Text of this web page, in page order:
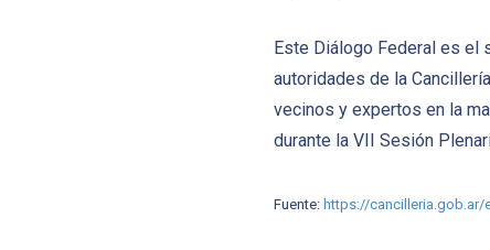
Este Diálogo Federal es el
autoridades de la
vecinos y expertos en la
durante la VII Sesión
Fuente: https://cancilleria.gob.ar/